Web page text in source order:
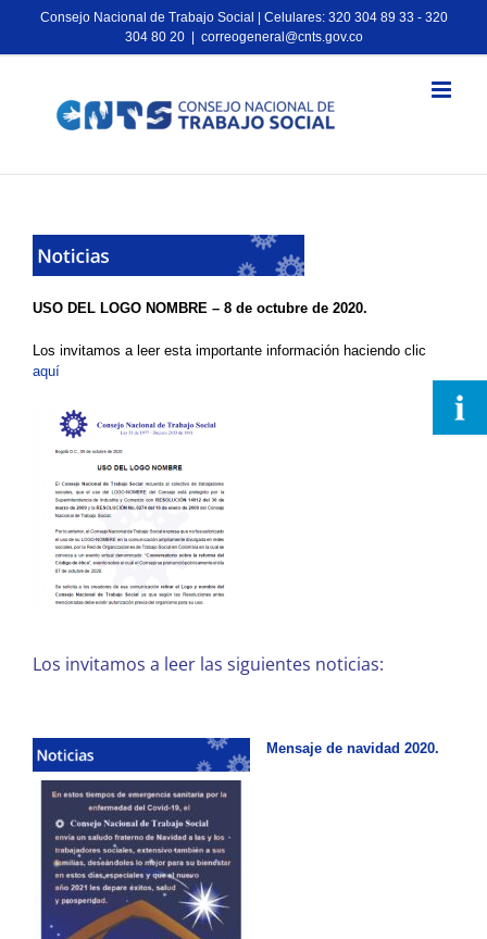
Consejo Nacional de Trabajo Social | Celulares: 320 304 89 33 - 320
304 80 20
correogeneral@cnts.gov.co
USO DEL LOGO NOMBRE – 8 de octubre de 2020.
Los invitamos a leer esta importante información haciendo clic
aquí
Los invitamos a leer las siguientes noticias:
Mensaje de navidad 2020.